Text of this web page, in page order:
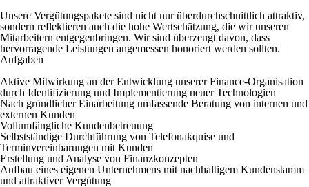
Unsere Vergütungspakete sind nicht nur überdurchschnittlich attraktiv,
sondern reflektieren auch die hohe Wertschätzung, die wir unseren
Mitarbeitern entgegenbringen. Wir sind überzeugt davon, dass
hervorragende Leistungen angemessen honoriert werden sollten.
Aufgaben
Aktive Mitwirkung an der Entwicklung unserer Finance-Organisation
durch Identifizierung und Implementierung neuer Technologien
Nach gründlicher Einarbeitung umfassende Beratung von internen und
externen Kunden
Vollumfängliche Kundenbetreuung
Selbstständige Durchführung von Telefonakquise und
Terminvereinbarungen mit Kunden
Erstellung und Analyse von Finanzkonzepten
Aufbau eines eigenen Unternehmens mit nachhaltigem Kundenstamm
und attraktiver Vergütung